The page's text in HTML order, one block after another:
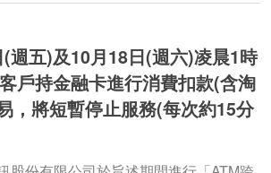
週五)及10月18日(週六)凌晨1時
戶持金融卡進行消費扣款(含淘
，將短暫停止服務(每次約15分